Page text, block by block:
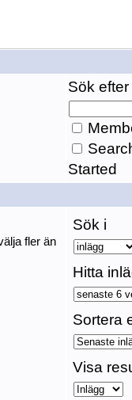
Sök
Started
fler än
Sök i
Hitta
Sortera
Visa